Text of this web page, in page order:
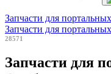
Запчасти для
Запчасти для
28571
Запчасти для